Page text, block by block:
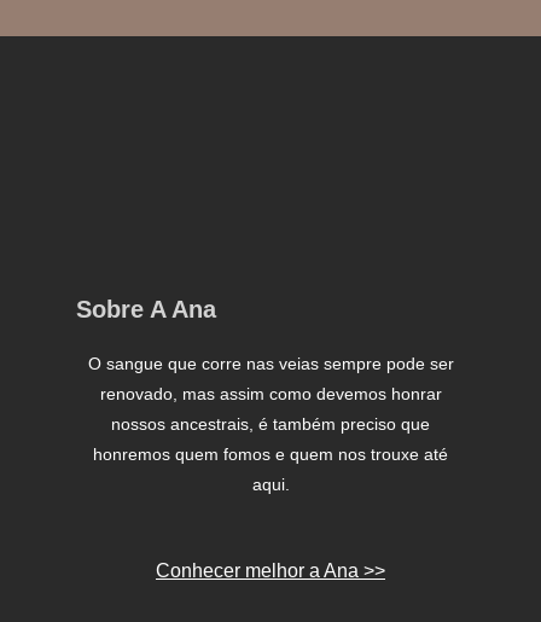
Sobre A Ana
O sangue que corre nas veias sempre pode ser
renovado, mas assim como devemos honrar
nossos ancestrais, é também preciso que
honremos quem fomos e quem nos trouxe até
aqui.
Conhecer melhor a Ana >>